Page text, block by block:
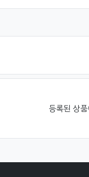
등록된 상